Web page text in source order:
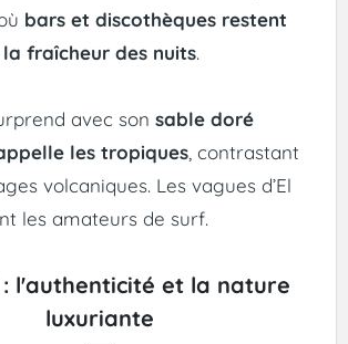
bars et discothèques restent
fraîcheur des nuits.
avec son sable doré
les tropiques , contrastant
volcaniques. Les vagues d’El
les amateurs de surf.
l'authenticité et la nature
luxuriante